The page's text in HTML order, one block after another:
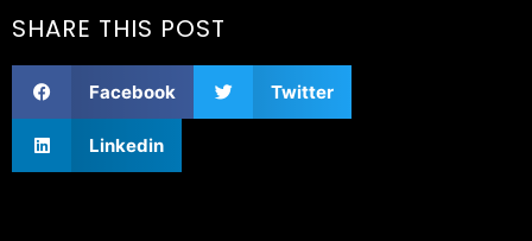
SHARE THIS POST
Facebook Twitter
Linkedin